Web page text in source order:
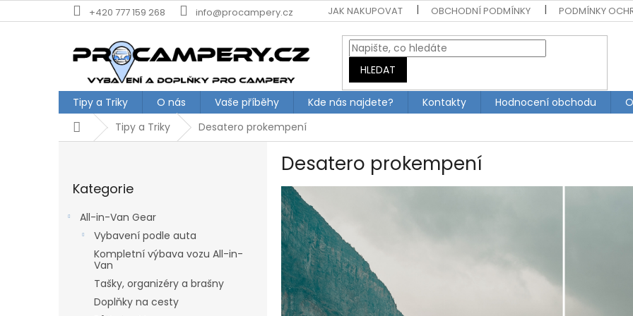
na
+420 777 159 268 info@procampery.cz JAK NAKUPOVAT OBCHODNÍ PODMÍNKY PODMÍNKY
HLEDAT
Tipy a Triky O nás Vaše příběhy Kde nás najdete? Kontakty Hodnocení obchodu
DomůTipy a Triky Desatero prokempení
kategorie
Kategorie
All-in-Van Gear
Vybavení podle auta
Kompletní výbava vozu All-in-
Van
Tašky, organizéry a brašny
Doplňky na cesty
Desatero prokempení